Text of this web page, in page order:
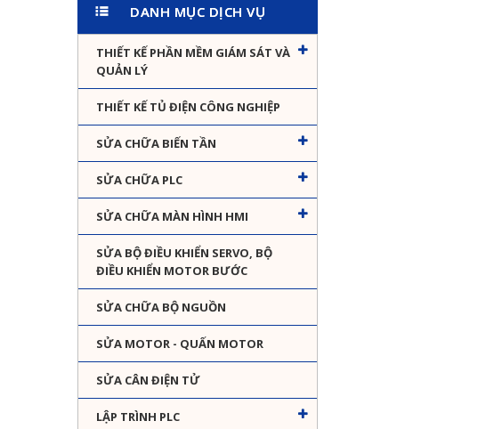
DANH MỤC DỊCH VỤ
THIẾT KẾ PHẦN MỀM GIÁM SÁT VÀ
QUẢN LÝ
THIẾT KẾ TỦ ĐIỆN CÔNG NGHIỆP
SỬA CHỮA BIẾN TẦN
SỬA CHỮA PLC
SỬA CHỮA MÀN HÌNH HMI
SỬA BỘ ĐIỀU KHIỂN SERVO, BỘ
ĐIỀU KHIỂN MOTOR BƯỚC
SỬA CHỮA BỘ NGUỒN
SỬA MOTOR - QUẤN MOTOR
SỬA CÂN ĐIỆN TỬ
LẬP TRÌNH PLC